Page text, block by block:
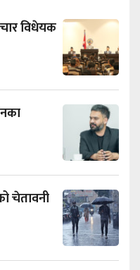
विधेयक
चेतावनी